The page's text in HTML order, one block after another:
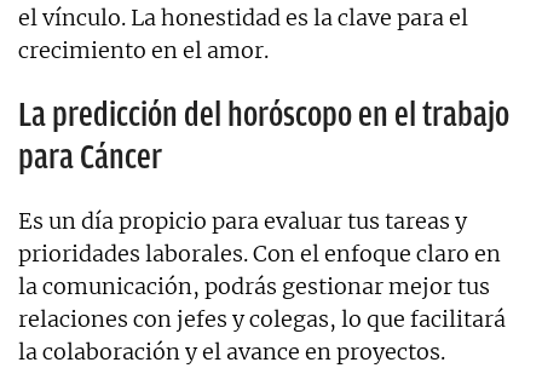
el vínculo. La honestidad es la clave para el
crecimiento en el amor.
La predicción del horóscopo en el trabajo
para Cáncer
Es un día propicio para evaluar tus tareas y
prioridades laborales. Con el enfoque claro en
la comunicación, podrás gestionar mejor tus
relaciones con jefes y colegas, lo que facilitará
la colaboración y el avance en proyectos.